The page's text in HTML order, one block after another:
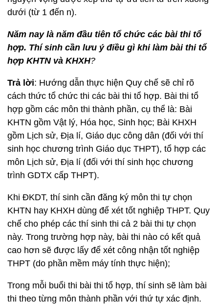
dưới (từ 1 đến n).
Năm nay là năm đầu tiên tổ chức các bài thi tổ
hợp. Thí sinh cần lưu ý điều gì khi làm bài thi tổ
hợp KHTN và KHXH?
Trả lời: Hướng dẫn thực hiện Quy chế sẽ chỉ rõ
cách thức tổ chức thi các bài thi tổ hợp. Bài thi tổ
hợp gồm các môn thi thành phần, cụ thể là: Bài
KHTN gồm Vật lý, Hóa học, Sinh học; Bài KHXH
gồm Lịch sử, Địa lí, Giáo dục công dân (đối với thí
sinh học chương trình Giáo dục THPT), tổ hợp các
môn Lịch sử, Địa lí (đối với thí sinh học chương
trình GDTX cấp THPT).
Khi ĐKDT, thí sinh cần đăng ký môn thi tự chọn
KHTN hay KHXH dùng để xét tốt nghiệp THPT. Quy
chế cho phép các thí sinh thi cả 2 bài thi tự chọn
này. Trong trường hợp này, bài thi nào có kết quả
cao hơn sẽ được lấy để xét công nhận tốt nghiệp
THPT (do phần mềm máy tính thực hiện);
Trong mỗi buổi thi bài thi tổ hợp, thí sinh sẽ làm bài
thi theo từng môn thành phần với thứ tự xác định.